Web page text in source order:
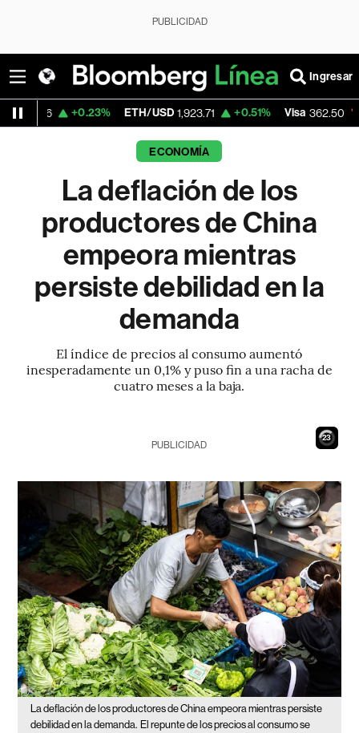
PUBLICIDAD
Ingresar
ETH/USD 1,923.71 +0.51% Visa 362.50 -2.15%
ECONOMÍA
La deflación de los
productores de China
empeora mientras
persiste debilidad en la
demanda
El índice de precios al consumo aumentó
inesperadamente un 0,1% y puso fin a una racha de
cuatro meses a la baja.
22
PUBLICIDAD
La deflación de los productores de China empeora mientras persiste
debilidad en la demanda. El repunte de los precios al consumo se